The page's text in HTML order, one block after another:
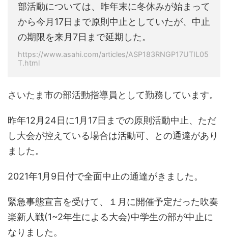
部活動については、昨年末に冬休みが始まって
から今月17日まで原則中止としていたが、中止
の期限を来月7日まで延期した。
https://www.asahi.com/articles/ASP183RNGP17UTIL05
T.html
さいたま市の部活動指導員として勤務しています。
昨年12月24日に1月17日までの原則活動中止、ただ
し大会が控えている場合は活動可、との通達があり
ました。
2021年1月9日付で全面中止の通達がきました。
緊急事態宣言を受けて、１月に開催予定だった吹奏
楽新人戦(1~2年生による大会)中学生の部が中止に
なりました。